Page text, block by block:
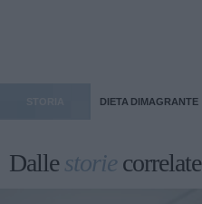
DIETA DIMAGRANTE
Dallestorie correlate